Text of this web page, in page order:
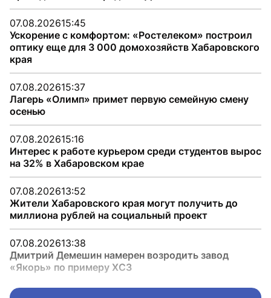
07.08.202615:45
Ускорение с комфортом: «Ростелеком» построил
оптику еще для 3 000 домохозяйств Хабаровского
края
07.08.202615:37
Лагерь «Олимп» примет первую семейную смену
осенью
07.08.202615:16
Интерес к работе курьером среди студентов вырос
на 32% в Хабаровском крае
07.08.202613:52
Жители Хабаровского края могут получить до
миллиона рублей на социальный проект
07.08.202613:38
Дмитрий Демешин намерен возродить завод
«Якорь» по примеру ХСЗ